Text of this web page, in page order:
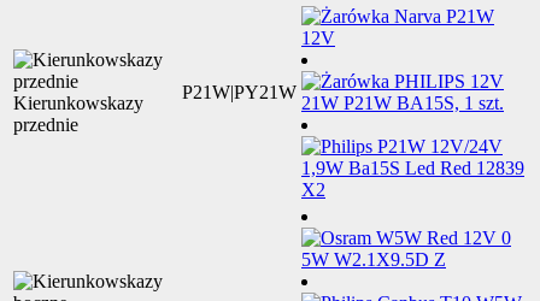
Kierunkowskazy
przednie
P21W|PY21W